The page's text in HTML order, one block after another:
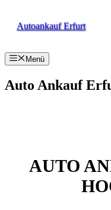
InhaltAutoankauf Erfurt
Menü
Auto Ankauf
AUTO